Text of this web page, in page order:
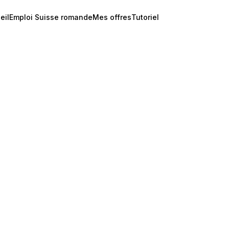
Emploi Suisse romandeMes offresTutoriel